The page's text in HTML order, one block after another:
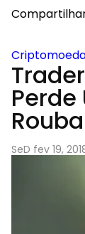
Perde
SeD fev 19,